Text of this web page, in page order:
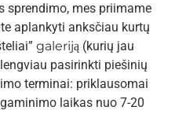
sprendimo, mes priimame
aplankyti anksčiau kurtų
galeriją (kurių jau
pasirinkti piešinių
terminai: priklausomai
laikas nuo 7-20